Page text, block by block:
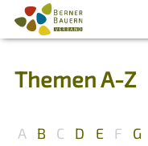
Themen A-Z
A B C D E F G